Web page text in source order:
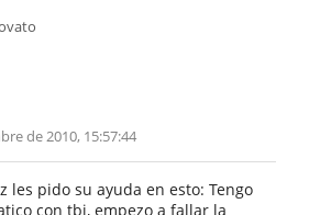
de 2010, 15:57:44
les pido su ayuda en esto: Tengo
con tbi, empezo a fallar la